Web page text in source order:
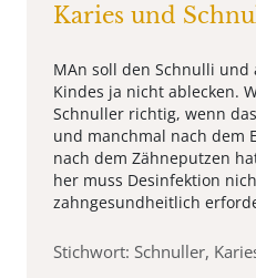
Karies und
MAn soll den Schnulli und
Kindes ja nicht ablecken.
Schnuller richtig, wenn
und manchmal nach dem
nach dem Zähneputzen
her muss Desinfektion
zahngesundheitlich
Stichwort: Schnuller,